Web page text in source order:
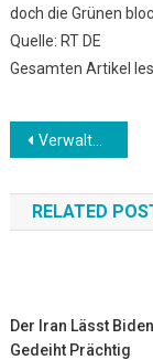
doch die Grünen
Quelle: RT DE
Gesamten Artikel
Beitrags-
Verwaltungsgericht: Heide-Park darf wieder öffnen
RELATED
Der Iran Lässt
Gedeiht Prächtig